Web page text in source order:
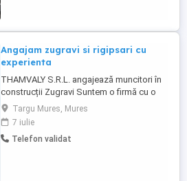
Angajam zugravi si rigipsari cu
experienta
THAMVALY S.R.L. angajează muncitori în
construcții Zugravi Suntem o firmă cu o
experiență solidă de peste 10 ani în
domeniul construcțiilor, specializată în
amenajări interioare, finisaje și montaj
gips-carton. Căutăm colegi serioși,
Targu Mures, Mures
7 iulie
Telefon validat